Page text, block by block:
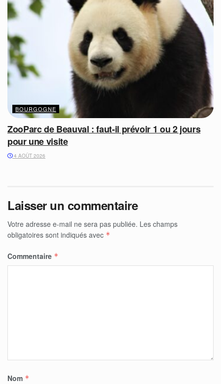
BOURGOGNE
ZooParc de Beauval : faut-il prévoir 1 ou 2 jours
pour une visite
4 AOÛT 2026
Laisser un commentaire
Votre adresse e-mail ne sera pas publiée. Les champs
obligatoires sont indiqués avec *
Commentaire *
Nom *